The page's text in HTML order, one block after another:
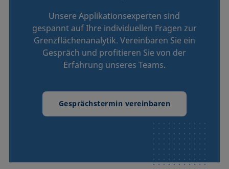
Unsere Applikationsexperten sind
gespannt auf Ihre individuellen Fragen zur
Grenzflächenanalytik. Vereinbaren Sie ein
Gespräch und profitieren Sie von der
Erfahrung unseres Teams.
Gesprächstermin vereinbaren